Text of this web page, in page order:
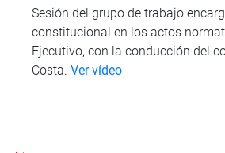
Sesión del grupo de trabajo
constitucional en los actos
Ejecutivo, con la conducción del
Costa. Ver vídeo